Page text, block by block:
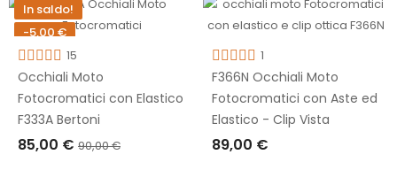
In saldo!
-5,00 €
15
Occhiali Moto
Fotocromatici con Elastico
F333A Bertoni
85,00 € 90,00 €
1
F366N Occhiali Moto
Fotocromatici con Aste ed
Elastico - Clip Vista
89,00 €